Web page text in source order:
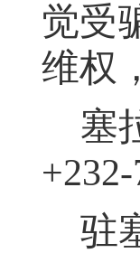
觉受
维权
塞
驻